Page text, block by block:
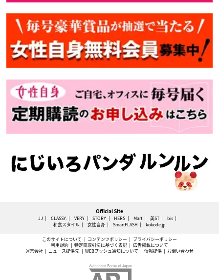
Official Site
JJ CLASSY. VERY STORY HERS Mart 美ST
bis
和食スタイル
女性自身 SmartFLASH kokode.jp
このサイトについて コンテンツポリシー
プライバシーポリシー
利用規約
特定商取引法に基づく表記
広告掲載について
運営会社
ニュース提供先 WEBプッシュ通知について 情報提供 お問い合わせ